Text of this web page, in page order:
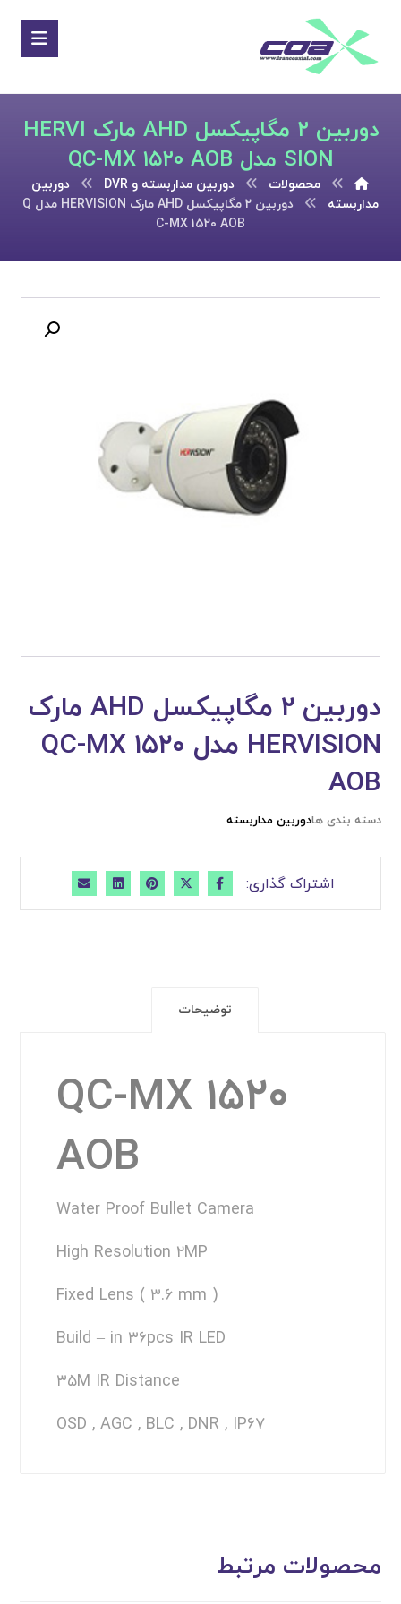
دوربین ۲ مگاپیکسل AHD مارک HERVI
SION مدل QC-MX ۱۵۲۰ AOB
محصولات دوربین مداربسته و DVR
دوربین
مداربسته
دوربین ۲ مگاپیکسل AHD مارک HERVISION مدل Q
C-MX ۱۵۲۰ AOB
دوربین ۲ مگاپیکسل AHD مارک
HERVISION مدل QC-MX ۱۵۲۰
AOB
دسته بندی هادوربین مداربسته
توضیحات
QC-MX ۱۵۲۰
AOB
Water Proof Bullet Camera
High Resolution ۲MP
Fixed Lens ( ۳.۶ mm )
Build – in ۳۶pcs IR LED
۳۵M IR Distance
OSD , AGC , BLC , DNR , IP۶۷
محصولات مرتبط